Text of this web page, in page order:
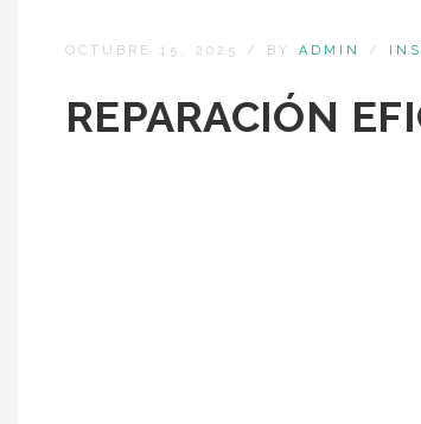
OCTUBRE 15, 2025 / BY ADMIN /
REPARACIÓN